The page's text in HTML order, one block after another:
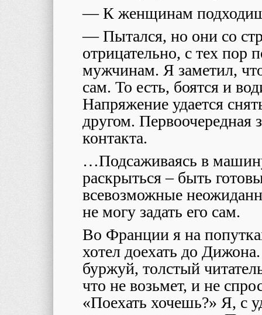
— К женщинам
— Пытался, но они со
отрицательно, с тех пор
мужчинам. Я заметил,
сам. То есть, боятся и
Напряжение удается
другом. Первоочередная
контакта.
…Подсаживаясь в
раскрыться – быть
всевозможные
не могу задать его сам.
Во Франции я на
хотел доехать до
буржуй, толстый
что не возьмет, и не
«Поехать хочешь?» Я, с